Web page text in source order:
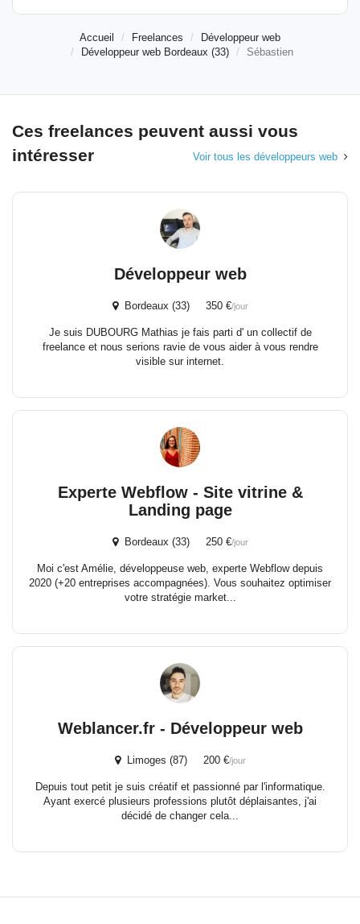
Accueil Freelances
Développeur web
Développeur web Bordeaux (33)
Sébastien
Ces freelances peuvent aussi vous
intéresser
Voir tous les développeurs web
Développeur web
Bordeaux (33) 350 €/jour
Je suis DUBOURG Mathias je fais parti d' un collectif de
freelance et nous serions ravie de vous aider à vous rendre
visible sur internet.
Experte Webflow - Site vitrine &
Landing page
Bordeaux (33) 250 €/jour
Moi c'est Amélie, développeuse web, experte Webflow depuis
2020 (+20 entreprises accompagnées). Vous souhaitez optimiser
votre stratégie market...
Weblancer.fr - Développeur web
Limoges (87) 200 €/jour
Depuis tout petit je suis créatif et passionné par l'informatique.
Ayant exercé plusieurs professions plutôt déplaisantes, j'ai
décidé de changer cela...